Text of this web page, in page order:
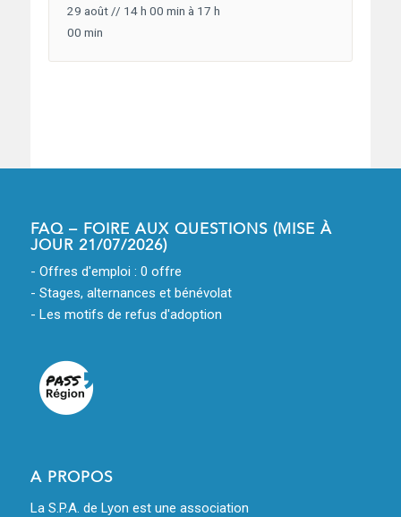
29 août // 14 h 00 min à 17 h
00 min
FAQ – FOIRE AUX QUESTIONS (MISE À
JOUR 21/07/2026)
- Offres d'emploi : 0 offre
- Stages, alternances et bénévolat
- Les motifs de refus d'adoption
A PROPOS
La S.P.A. de Lyon est une association